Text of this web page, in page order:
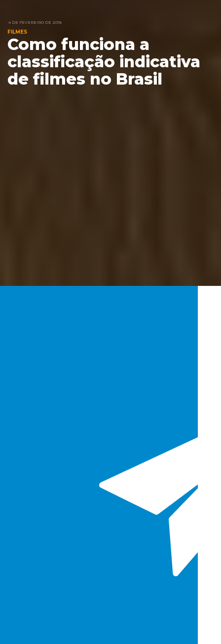
4 DE FEVEREIRO DE 2016
FILMES
Como funciona a
classificação indicativa
de filmes no Brasil